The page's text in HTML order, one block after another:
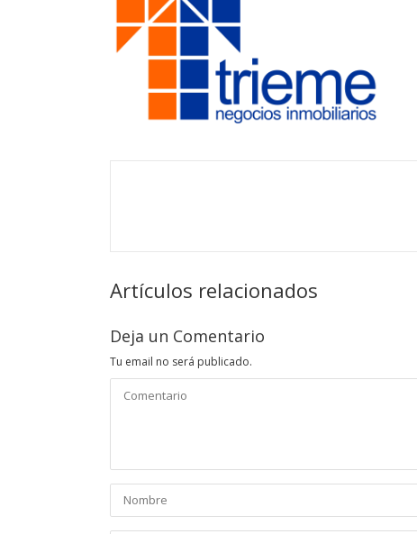
Artículos relacionados
Deja un Comentario
Tu email no será publicado.